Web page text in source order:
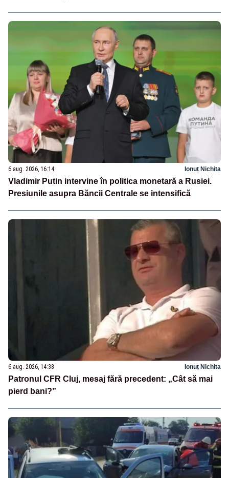
6 aug. 2026, 16:14 Ionuț Nichita
Vladimir Putin intervine în politica monetară a Rusiei.
Presiunile asupra Băncii Centrale se intensifică
6 aug. 2026, 14:38 Ionuț Nichita
Patronul CFR Cluj, mesaj fără precedent: „Cât să mai
pierd bani?”